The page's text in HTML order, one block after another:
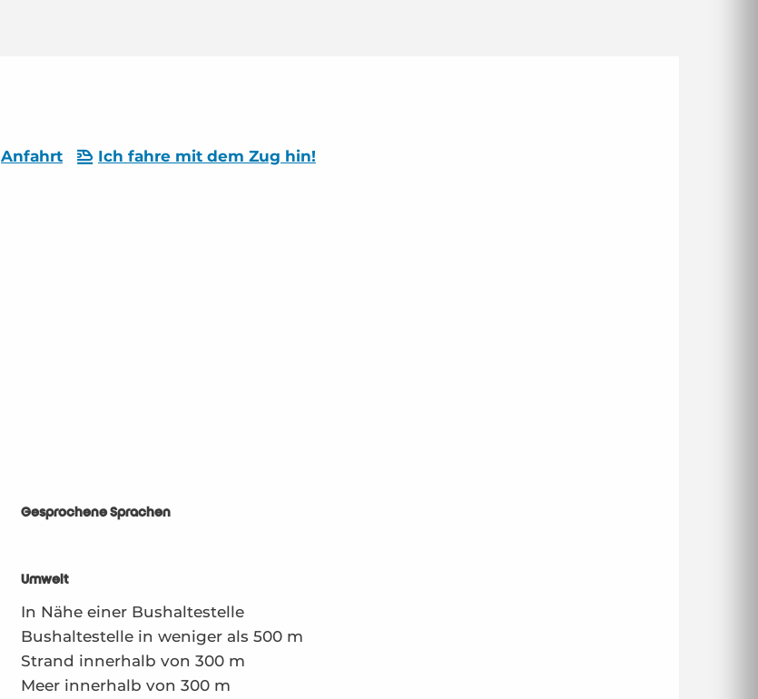
Anfahrt Ich fahre mit dem Zug hin!
Gesprochene Sprachen
Gesprochene Sprachen
Umwelt
Umwelt
In Nähe einer Bushaltestelle
Bushaltestelle in weniger als 500 m
Strand innerhalb von 300 m
Meer innerhalb von 300 m